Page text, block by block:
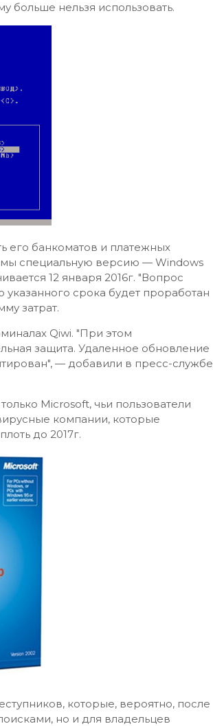
больше нельзя использовать.
его банкоматов и платежных
специальную версию — Windows
12 января 2016г. "Вопрос
срока будет проработан
затрат.
Qiwi. "При этом
защита. Удаленное обновление
— добавили в пресс-службе
Microsoft, чьи пользователи
компании, которые
до 2017г.
которые, вероятно, после
но и для владельцев